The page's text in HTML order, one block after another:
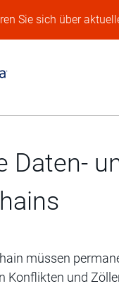
Sie sich über
Daten-
müssen
Konflikten und